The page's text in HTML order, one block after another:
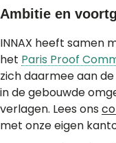
Ambitie en
INNAX heeft samen
het Paris Proof
zich daarmee aan
in de gebouwde
verlagen. Lees ons
met onze eigen